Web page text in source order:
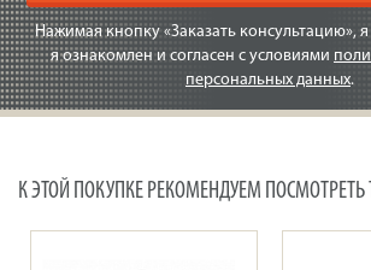
Нажимая кнопку «Заказать консультацию»,
я ознакомлен и согласен с условиями
персональных данных.
К ЭТОЙ ПОКУПКЕ РЕКОМЕНДУЕМ ПОСМОТРЕТЬ